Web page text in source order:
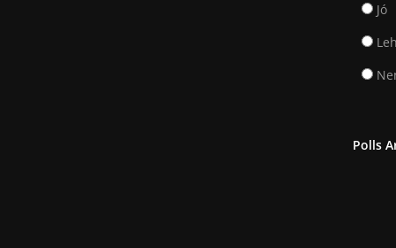
Jó
Polls